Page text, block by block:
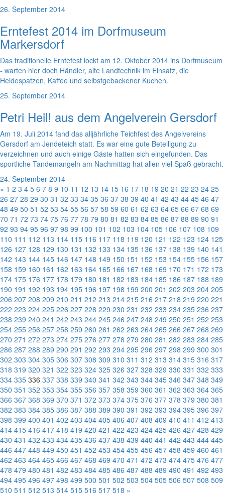
26. September 2014
Erntefest 2014 im Dorfmuseum
Markersdorf
Das traditionelle Erntefest lockt am 12. Oktober 2014 ins Dorfmuseum
- warten hier doch Händler, alte Landtechnik im Einsatz, die
Heidespatzen, Kaffee und selbstgebackener Kuchen.
25. September 2014
Petri Heil! aus dem Angelverein Gersdorf
Am 19. Juli 2014 fand das alljährliche Teichfest des Angelvereins
Gersdorf am Jendeteich statt. Es war eine gute Beteiligung zu
verzeichnen und auch einige Gäste hatten sich eingefunden. Das
sportliche Tandemangeln am Nachmittag hat allen viel Spaß gebracht.
24. September 2014
« 1 2 3 4 5 6 7 8 9 10 11 12 13 14 15 16 17 18 19 20 21 22 23 24 25
26 27 28 29 30 31 32 33 34 35 36 37 38 39 40 41 42 43 44 45 46 47
48 49 50 51 52 53 54 55 56 57 58 59 60 61 62 63 64 65 66 67 68 69
70 71 72 73 74 75 76 77 78 79 80 81 82 83 84 85 86 87 88 89 90 91
92 93 94 95 96 97 98 99 100 101 102 103 104 105 106 107 108 109
110 111 112 113 114 115 116 117 118 119 120 121 122 123 124 125
126 127 128 129 130 131 132 133 134 135 136 137 138 139 140 141
142 143 144 145 146 147 148 149 150 151 152 153 154 155 156 157
158 159 160 161 162 163 164 165 166 167 168 169 170 171 172 173
174 175 176 177 178 179 180 181 182 183 184 185 186 187 188 189
190 191 192 193 194 195 196 197 198 199 200 201 202 203 204 205
206 207 208 209 210 211 212 213 214 215 216 217 218 219 220 221
222 223 224 225 226 227 228 229 230 231 232 233 234 235 236 237
238 239 240 241 242 243 244 245 246 247 248 249 250 251 252 253
254 255 256 257 258 259 260 261 262 263 264 265 266 267 268 269
270 271 272 273 274 275 276 277 278 279 280 281 282 283 284 285
286 287 288 289 290 291 292 293 294 295 296 297 298 299 300 301
302 303 304 305 306 307 308 309 310 311 312 313 314 315 316 317
318 319 320 321 322 323 324 325 326 327 328 329 330 331 332 333
334 335 336 337 338 339 340 341 342 343 344 345 346 347 348 349
350 351 352 353 354 355 356 357 358 359 360 361 362 363 364 365
366 367 368 369 370 371 372 373 374 375 376 377 378 379 380 381
382 383 384 385 386 387 388 389 390 391 392 393 394 395 396 397
398 399 400 401 402 403 404 405 406 407 408 409 410 411 412 413
414 415 416 417 418 419 420 421 422 423 424 425 426 427 428 429
430 431 432 433 434 435 436 437 438 439 440 441 442 443 444 445
446 447 448 449 450 451 452 453 454 455 456 457 458 459 460 461
462 463 464 465 466 467 468 469 470 471 472 473 474 475 476 477
478 479 480 481 482 483 484 485 486 487 488 489 490 491 492 493
494 495 496 497 498 499 500 501 502 503 504 505 506 507 508 509
510 511 512 513 514 515 516 517 518 »